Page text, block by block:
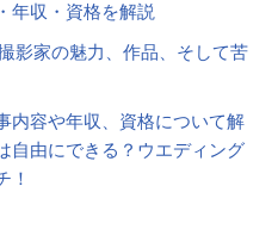
年収・資格を解説
影家の魅力、作品、そして苦
内容や年収、資格について解
自由にできる？ウエディング
！